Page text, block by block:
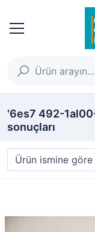
'6es7 492-
sonuçları